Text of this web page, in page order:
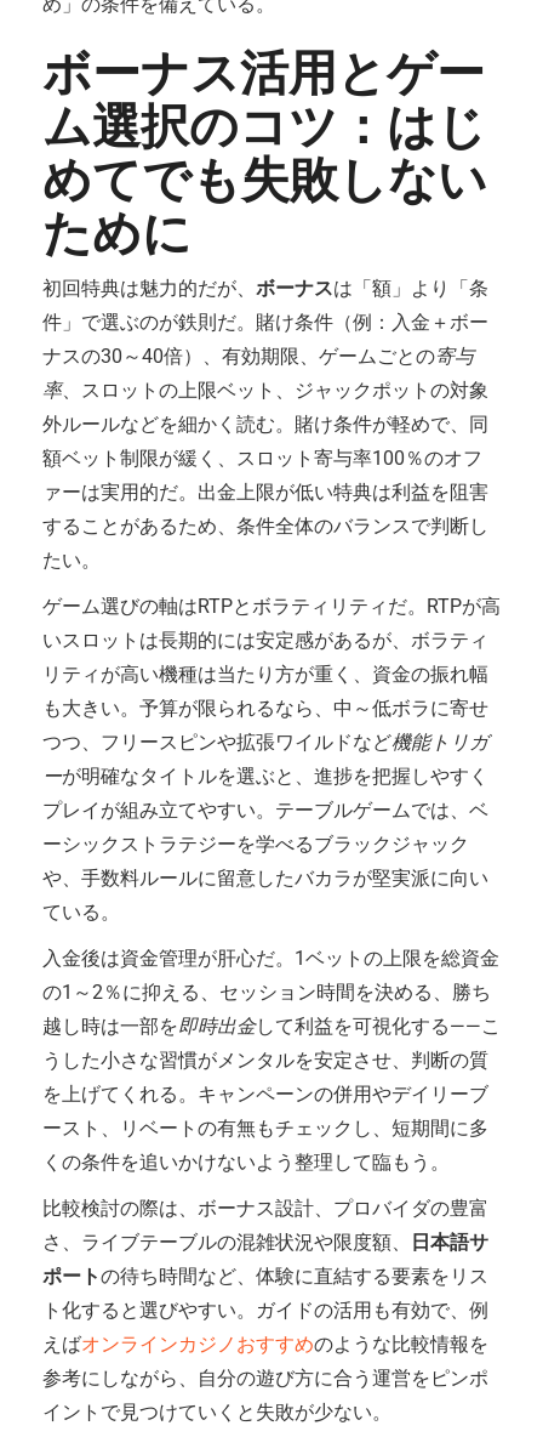
ボーナス活用とゲー
ム選択のコツ：はじ
めてでも失敗しない
ために
初回特典は魅力的だが、 ボーナスは「額」より「条
件」で選ぶのが鉄則だ。賭け条件（例：入金＋ボー
ナスの30～40倍）、有効期限、ゲームごとの寄与
率、スロットの上限ベット、ジャックポットの対象
外ルールなどを細かく読む。賭け条件が軽めで、同
額ベット制限が緩く、スロット寄与率100％のオフ
ァーは実用的だ。出金上限が低い特典は利益を阻害
することがあるため、条件全体のバランスで判断し
たい。
ゲーム選びの軸はRTPとボラティリティだ。RTPが高
いスロットは長期的には安定感があるが、ボラティ
リティが高い機種は当たり方が重く、資金の振れ幅
も大きい。予算が限られるなら、中～低ボラに寄せ
つつ、フリースピンや拡張ワイルドなど機能トリガ
ーが明確なタイトルを選ぶと、進捗を把握しやすく
プレイが組み立てやすい。テーブルゲームでは、ベ
ーシックストラテジーを学べるブラックジャック
や、手数料ルールに留意したバカラが堅実派に向い
ている。
入金後は資金管理が肝心だ。1ベットの上限を総資金
の1～2％に抑える、セッション時間を決める、勝ち
越し時は一部を即時出金して利益を可視化する——こ
うした小さな習慣がメンタルを安定させ、判断の質
を上げてくれる。キャンペーンの併用やデイリーブ
ースト、リベートの有無もチェックし、短期間に多
くの条件を追いかけないよう整理して臨もう。
比較検討の際は、ボーナス設計、プロバイダの豊富
さ、ライブテーブルの混雑状況や限度額、
日本語サ
ポートの待ち時間など、体験に直結する要素をリス
ト化すると選びやすい。ガイドの活用も有効で、例
えばオンラインカジノおすすめのような比較情報を
参考にしながら、自分の遊び方に合う運営をピンポ
イントで見つけていくと失敗が少ない。